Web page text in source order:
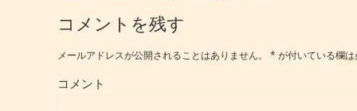
コメントを残す
メールアドレスが公開されることはありません。 * が付いている欄
コメント